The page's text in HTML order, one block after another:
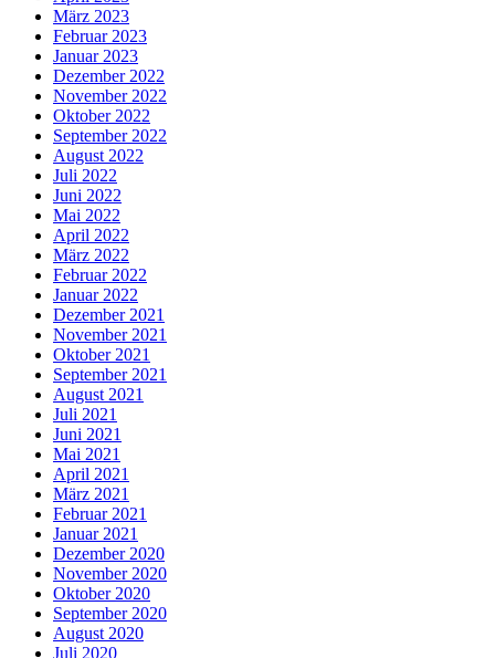
März 2023
Februar 2023
Januar 2023
Dezember 2022
November 2022
Oktober 2022
September 2022
August 2022
Juli 2022
Juni 2022
Mai 2022
April 2022
März 2022
Februar 2022
Januar 2022
Dezember 2021
November 2021
Oktober 2021
September 2021
August 2021
Juli 2021
Juni 2021
Mai 2021
April 2021
März 2021
Februar 2021
Januar 2021
Dezember 2020
November 2020
Oktober 2020
September 2020
August 2020
Juli 2020